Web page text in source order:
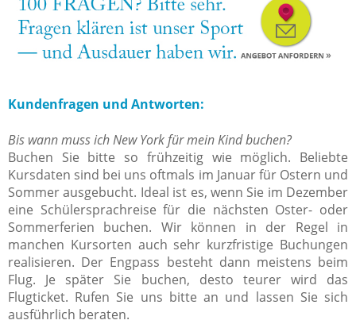
Kundenfragen und Antworten:
Bis wann muss ich New York für mein Kind buchen?
Buchen Sie bitte so frühzeitig wie möglich. Beliebte
Kursdaten sind bei uns oftmals im Januar für Ostern und
Sommer ausgebucht. Ideal ist es, wenn Sie im Dezember
eine Schülersprachreise für die nächsten Oster- oder
Sommerferien buchen. Wir können in der Regel in
manchen Kursorten auch sehr kurzfristige Buchungen
realisieren. Der Engpass besteht dann meistens beim
Flug. Je später Sie buchen, desto teurer wird das
Flugticket. Rufen Sie uns bitte an und lassen Sie sich
ausführlich beraten.